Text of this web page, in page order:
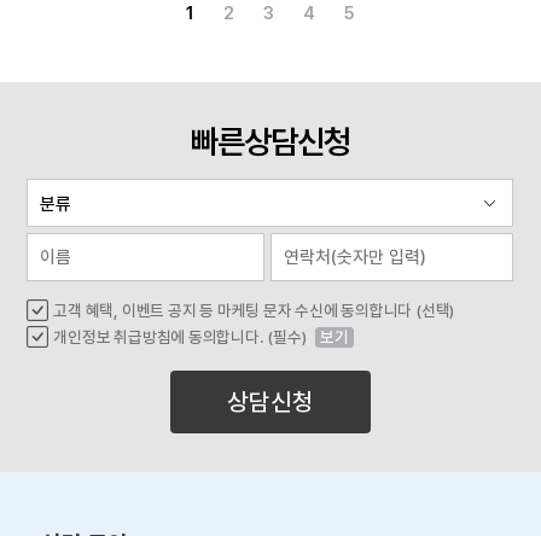
1 2 3 4 5
빠른상담신청
고객 혜택, 이벤트 공지 등 마케팅 문자 수신에 동의합니다 (선택)
개인정보 취급방침에 동의합니다. (필수)
보기
상담신청